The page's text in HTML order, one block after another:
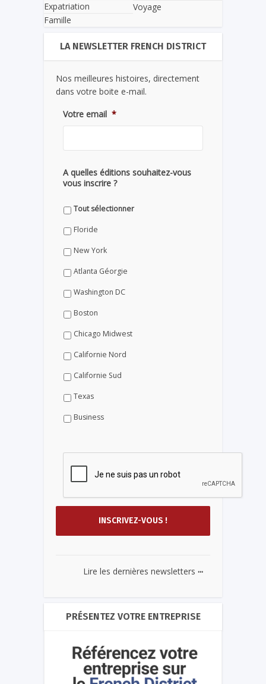
Expatriation
Famille
Voyage
LA NEWSLETTER FRENCH DISTRICT
Nos meilleures histoires, directement
dans votre boite e-mail.
Votre email *
A quelles éditions souhaitez-vous
vous inscrire ?
Tout sélectionner
Floride
New York
Atlanta Géorgie
Washington DC
Boston
Chicago Midwest
Californie Nord
Californie Sud
Texas
Business
Lire les dernières newsletters ...
PRÉSENTEZ VOTRE ENTREPRISE